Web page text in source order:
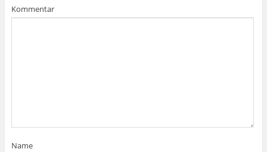
Kommentar
Name